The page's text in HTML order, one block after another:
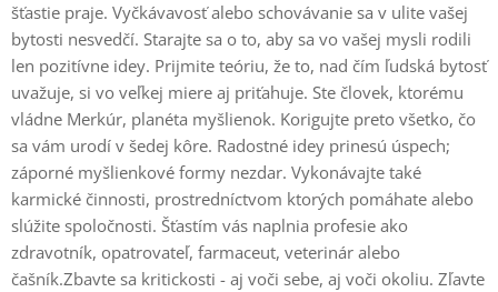
šťastie praje. Vyčkávavosť alebo schovávanie sa v ulite vašej
bytosti nesvedčí. Starajte sa o to, aby sa vo vašej mysli rodili
len pozitívne idey. Prijmite teóriu, že to, nad čím ľudská bytosť
uvažuje, si vo veľkej miere aj priťahuje. Ste človek, ktorému
vládne Merkúr, planéta myšlienok. Korigujte preto všetko, čo
sa vám urodí v šedej kôre. Radostné idey prinesú úspech;
záporné myšlienkové formy nezdar. Vykonávajte také
karmické činnosti, prostredníctvom ktorých pomáhate alebo
slúžite spoločnosti. Šťastím vás naplnia profesie ako
zdravotník, opatrovateľ, farmaceut, veterinár alebo
čašník.Zbavte sa kritickosti - aj voči sebe, aj voči okoliu. Zľavte